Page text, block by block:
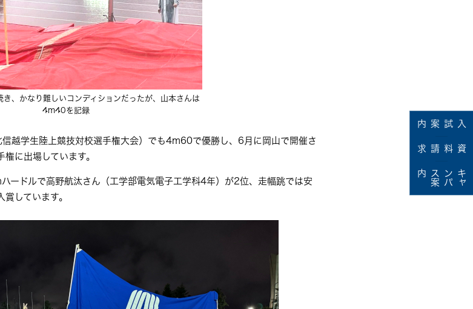
入試案内
資料請求
キ
ャ
ン
パ
ス
案
内
き、かなり難しいコンディションだったが、山本さんは
4m40を記録
越学生陸上競技対校選手権大会）でも4m60で優勝し、6月に岡山で開催さ
に出場しています。
ードルで高野航汰さん（工学部電気電子工学科4年）が2位、走幅跳では安
しています。